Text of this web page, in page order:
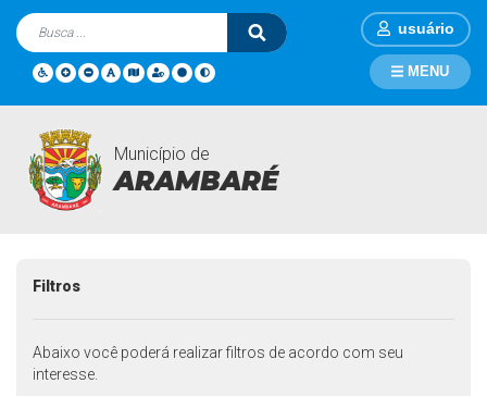
usuário
Município de
ARAMBARÉ
MENU
Contratações
Filtros
Abaixo você poderá realizar filtros de acordo com seu
interesse.